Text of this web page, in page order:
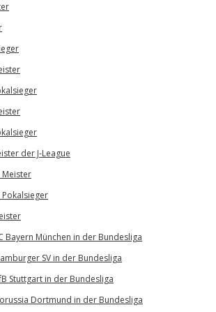
der J-League
Meister
Bayern München in der Bundesliga
SV in der Bundesliga
Stuttgart in der Bundesliga
Dortmund in der Bundesliga